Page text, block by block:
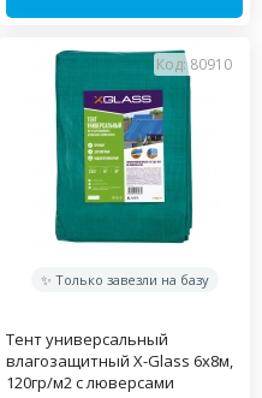
Код: 80910
✨ Только завезли на базу
Тент универсальный
влагозащитный X-Glass 6х8м,
120гр/м2 c люверсами